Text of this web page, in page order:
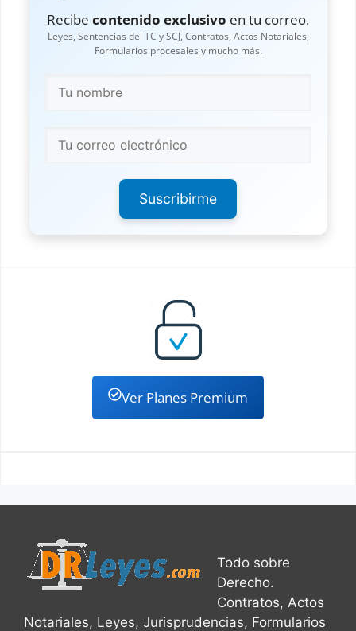
Recibe contenido exclusivo en tu correo.
Leyes, Sentencias del TC y SCJ, Contratos, Actos Notariales,
Formularios procesales y mucho más.
Suscribirme
Ver Planes Premium
Todo sobre
Derecho.
Contratos, Actos
Notariales, Leyes, Jurisprudencias, Formularios